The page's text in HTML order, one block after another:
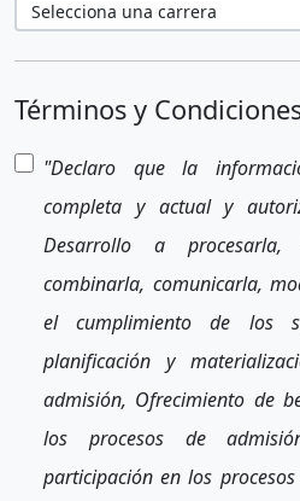
Términos y
"Declaro que la
completa y actual y
Desarrollo a procesarla,
combinarla, comunicarla,
el cumplimiento de los
planificación y
admisión, Ofrecimiento de
los procesos de
participación en los